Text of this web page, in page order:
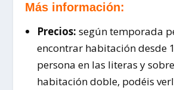
Más información:
Precios: según temporada
encontrar habitación desde
persona en las literas y
habitación doble, podéis